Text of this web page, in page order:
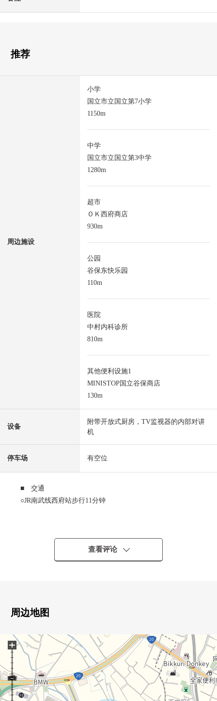
推荐
周边施设
小学
国立市立国立第7小学
1150m
中学
国立市立国立第3中学
1280m
超市
ＯＫ西府商店
930m
公园
谷保东快乐园
110m
医院
中村内科诊所
810m
其他便利设施1
MINISTOP国立谷保商店
130m
设备
附带开放式厨房，TV监视器的内部对讲
机
停车场 有空位
■ 交通
○JR南武线西府站步行11分钟
○第一类低层住宅专用区里面的清静的住宅区
○用地面积152.03平米
○有洗碗机的组合厨房
○有有TV监视器的内部对讲机
○有汽车空白(出自车型的)
■ 在找想要的家方面给予帮助的━━━━━・・・
房源的详细、需讨论是如有意向，请跟我们联系。
查看评论
周边地图
+